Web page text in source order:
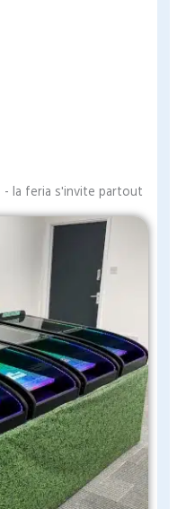
- la feria s'invite partout